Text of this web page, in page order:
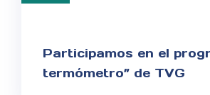
Participamos en el
termómetro” de TVG